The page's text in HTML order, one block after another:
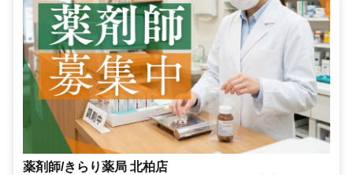
薬剤師/きらり薬局 北柏店